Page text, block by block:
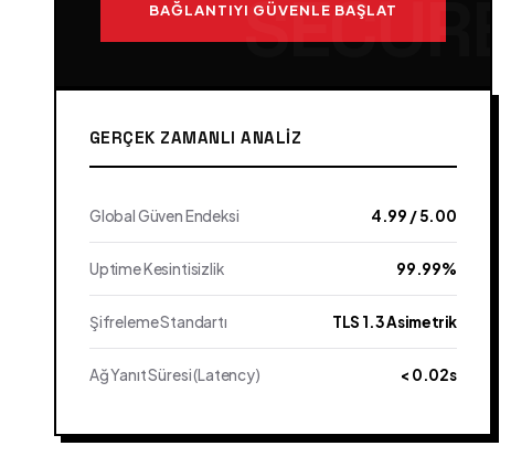
BAĞLANTIYI GÜVENLE BAŞLAT
GERÇEK ZAMANLI ANALIZ
Global Güven Endeksi 4.99 / 5.00
Uptime Kesintisizlik 99.99%
Şifreleme Standartı TLS 1.3 Asimetrik
Ağ Yanıt Süresi (Latency) < 0.02s